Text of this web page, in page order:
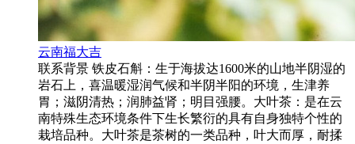
云南福大吉
联系背景 铁皮石斛：生于海拔达1600米的山地半阴湿的
岩石上，喜温暖湿润气候和半阴半阳的环境，生津养
胃；滋阴清热；润肺益肾；明目强腰。大叶茶：是在云
南特殊生态环境条件下生长繁衍的具有自身独特个性的
栽培品种。大叶茶是茶树的一类品种，叶大而厚，耐揉